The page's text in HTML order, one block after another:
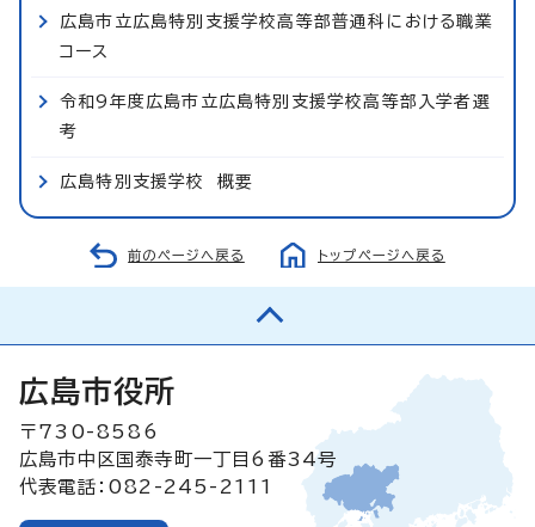
広島市立広島特別支援学校高等部普通科における職業
コース
令和9年度広島市立広島特別支援学校高等部入学者選
考
広島特別支援学校 概要
前のページへ戻る トップページへ戻る
広島市役所
〒730-8586
広島市中区国泰寺町一丁目6番34号
代表電話：082-245-2111